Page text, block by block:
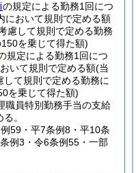
の規定による勤務1回につ
において規則で定める額
慮して規則で定める勤務
を乗じて得た額)
規定による勤務1回につ
いて規則で定める額(当
て規則で定める勤務に
を乗じて得た額)
職員特別勤務手当の支給
。
59・平7条例8・平10条
例3・令6条例55・一部